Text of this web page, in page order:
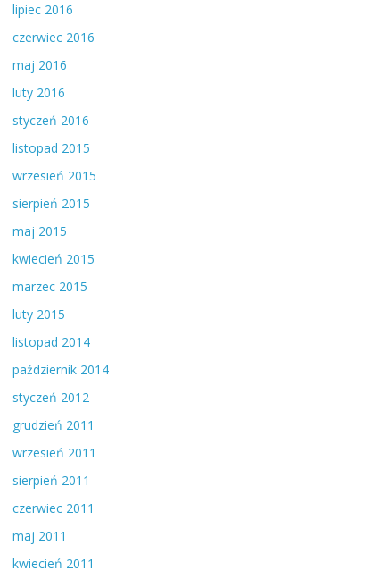
lipiec 2016
czerwiec 2016
maj 2016
luty 2016
styczeń 2016
listopad 2015
wrzesień 2015
sierpień 2015
maj 2015
kwiecień 2015
marzec 2015
luty 2015
listopad 2014
październik 2014
styczeń 2012
grudzień 2011
wrzesień 2011
sierpień 2011
czerwiec 2011
maj 2011
kwiecień 2011